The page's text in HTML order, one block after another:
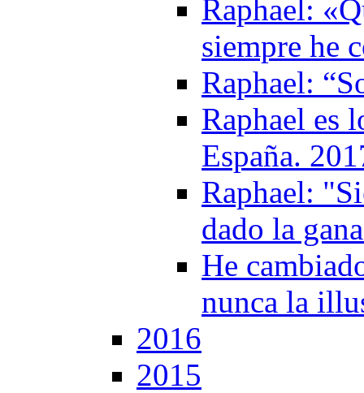
Raphael:
siempre he
Raphael:
Raphael es
España.
Raphael:
dado la
He
nunca la
2016
2015